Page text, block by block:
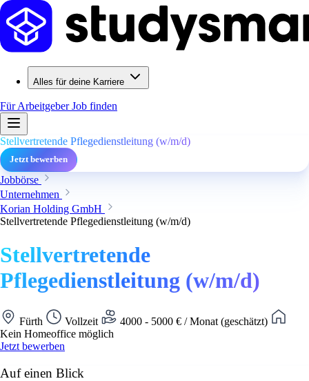
Alles für deine Karriere
Für ArbeitgeberJob finden
Stellvertretende Pflegedienstleitung (w/m/d)
Jetzt bewerben
Jobbörse
Unternehmen
Korian Holding GmbH
Stellvertretende Pflegedienstleitung (w/m/d)
Stellvertretende
Pflegedienstleitung (w/m/d)
Fürth Vollzeit
4000 - 5000 € / Monat (geschätzt)
Kein Homeoffice möglich
Jetzt bewerben
Auf einen Blick